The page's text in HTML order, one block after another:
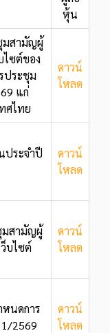
หุ้น
มสามัญผู้
ซต์ของ
ประชุม
แก่
ศไทย
ดาวน์
โหลด
ระจำปี
ดาวน์
โหลด
มสามัญผู้
บไซต์
ดาวน์
โหลด
หนดการ
2569
ดาวน์
โหลด